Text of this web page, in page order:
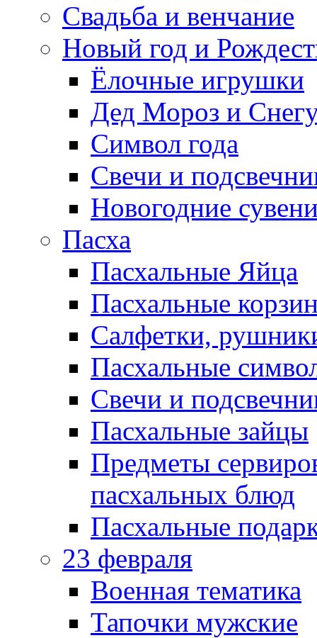
Свадьба и венчание
Новый год и
Ёлочные игрушки
Дед Мороз и
Символ года
Свечи и
Новогодние
Пасха
Пасхальные Яйца
Пасхальные
Салфетки,
Пасхальные
Свечи и
Пасхальные зайцы
Предметы
пасхальных блюд
Пасхальные
23 февраля
Военная тематика
Тапочки мужские